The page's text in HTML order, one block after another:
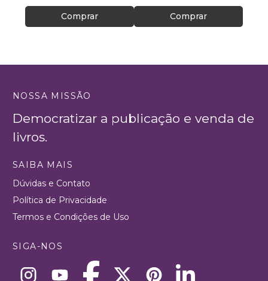
Comprar Comprar
NOSSA MISSÃO
Democratizar a publicação e venda de
livros.
SAIBA MAIS
Dúvidas e Contato
Política de Privacidade
Termos e Condições de Uso
SIGA-NOS